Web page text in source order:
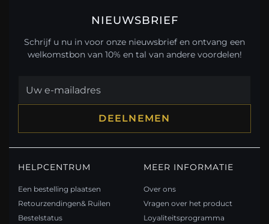
NIEUWSBRIEF
Schrijf u nu in voor onze nieuwsbrief en ontvang een
welkomstbon van 10% en tal van andere voordelen!
DEELNEMEN
HELPCENTRUM
Een bestelling plaatsen
Retourzendingen& Ruilen
Bestelstatus
MEER INFORMATIE
Over ons
Vragen over het product
Loyaliteitsprogramma